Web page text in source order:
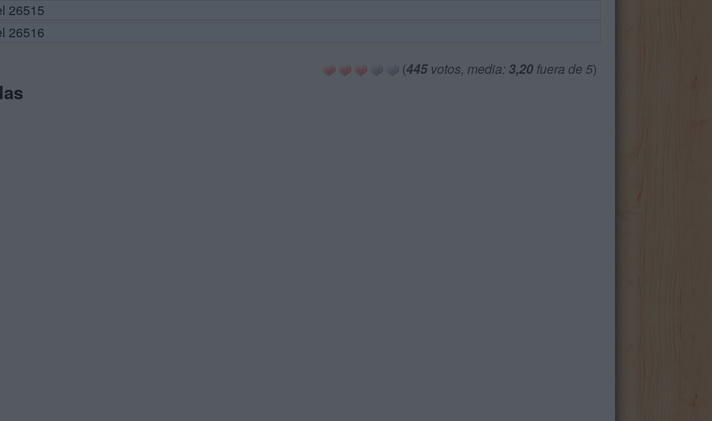
26515
26516
(445votos, media: 3,20 fuera de 5)